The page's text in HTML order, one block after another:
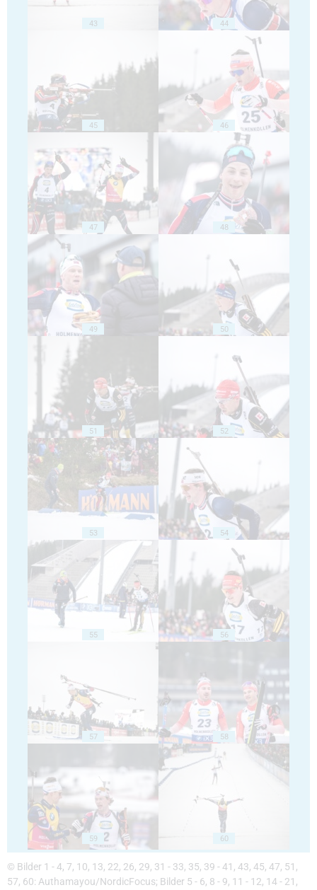
43 44
45 46
47 48
49 50
51 52
53 54
55 56
57 58
59 60
© Bilder 1 - 4, 7, 10, 13, 22, 26, 29, 31 - 33, 35, 39 - 41, 43, 45, 47, 51,
57, 60: Authamayou/NordicFocus; Bilder 5 - 6, 8 - 9, 11 - 12, 14 - 21,